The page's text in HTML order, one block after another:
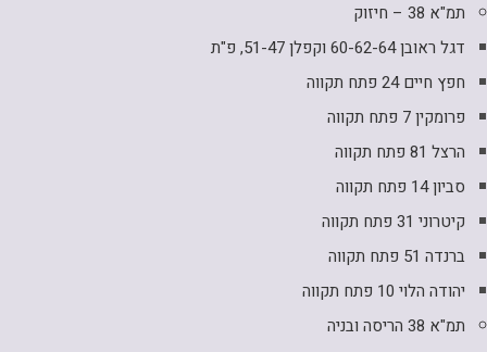
תמ"א 38 – חיזוק
דגל ראובן 60-62-64 וקפלן 51-47, פ"ת
חפץ חיים 24 פתח תקווה
פרומקין 7 פתח תקווה
הרצל 81 פתח תקווה
סביון 14 פתח תקווה
קיטרוני 31 פתח תקווה
ברנדה 51 פתח תקווה
יהודה הלוי 10 פתח תקווה
תמ"א 38 הריסה ובניה